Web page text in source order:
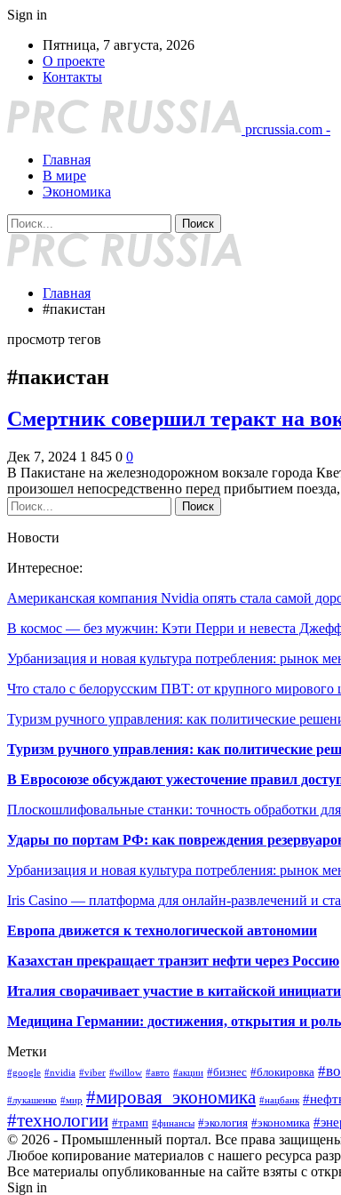
Sign in
Пятница, 7 августа, 2026
О проекте
Контакты
prcrussia.com -
Главная
В мире
Экономика
Главная
#пакистан
просмотр тегов
#пакистан
Смертник совершил теракт на
Дек 7, 2024 1 845 0 0
В Пакистане на железнодорожном вокзале города
произошел непосредственно перед прибытием
Новости
Интересное:
Американская компания Nvidia опять стала самой
В космос — без мужчин: Кэти Перри и невеста
Урбанизация и новая культура потребления: рынок
Что стало с белорусским ПВТ: от крупного
Туризм ручного управления: как политические
Туризм ручного управления: как политические
В Евросоюзе обсуждают ужесточение правил
Плоскошлифовальные станки: точность обработки
Удары по портам РФ: как повреждения
Урбанизация и новая культура потребления: рынок
Iris Casino — платформа для онлайн-развлечений и
Европа движется к технологической автономии
Казахстан прекращает транзит нефти через Россию
Италия сворачивает участие в китайской
Медицина Германии: достижения, открытия и
Метки
#google #nvidia #viber #willow #авто #акции #бизнес #блокировка
#лукашенко #мир #мировая_экономика #нацбанк
#технологии #трамп #финансы #экология #экономика
© 2026 - Промышленный портал. Все права
Любое копирование материалов с нашего ресурса
Все материалы опубликованные на сайте взяты с
Sign in